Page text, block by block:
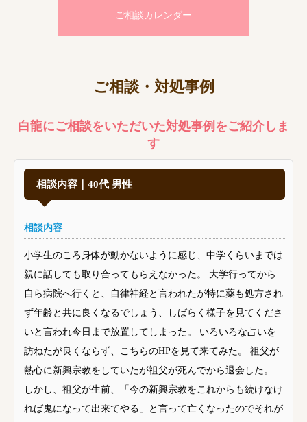
ご相談カレンダー
ご相談・対処事例
白龍にご相談をいただいた対処事例をご紹介しま
す
相談内容｜40代 男性
相談内容
小学生のころ身体が動かないように感じ、中学くらいまでは
親に話しても取り合ってもらえなかった。 大学行ってから
自ら病院へ行くと、自律神経と言われたが特に薬も処方され
ず年齢と共に良くなるでしょう、しばらく様子を見てくださ
いと言われ今日まで放置してしまった。 いろいろな占いを
訪ねたが良くならず、こちらのHPを見て来てみた。 祖父が
熱心に新興宗教をしていたが祖父が死んでから退会した。
しかし、祖父が生前、「今の新興宗教をこれからも続けなけ
れば鬼になって出来てやる」と言って亡くなったのでそれが